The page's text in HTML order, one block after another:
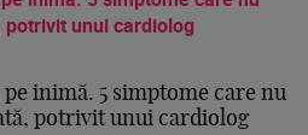
inimă. 5 simptome care nu
potrivit unui cardiolog